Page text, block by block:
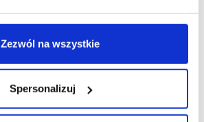
Zezwól na wszystkie
Spersonalizuj
Redkom #scf2025spring